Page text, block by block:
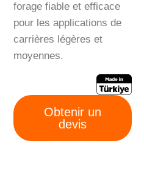
forage fiable et efficace
pour les applications de
carrières légères et
moyennes.
Obtenir un
devis